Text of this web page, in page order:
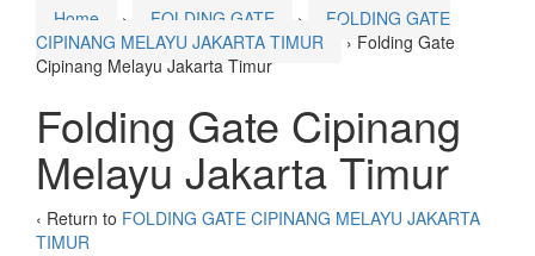
Home › FOLDING GATE ›
FOLDING GATE
CIPINANG MELAYU JAKARTA TIMUR
› Folding Gate
Cipinang Melayu Jakarta Timur
Folding Gate Cipinang
Melayu Jakarta Timur
‹ Return to FOLDING GATE CIPINANG MELAYU JAKARTA
TIMUR